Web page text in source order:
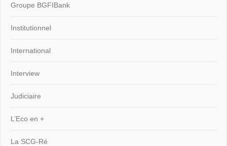
Groupe BGFIBank
Institutionnel
International
Interview
Judiciaire
L’Eco en +
La SCG-Ré